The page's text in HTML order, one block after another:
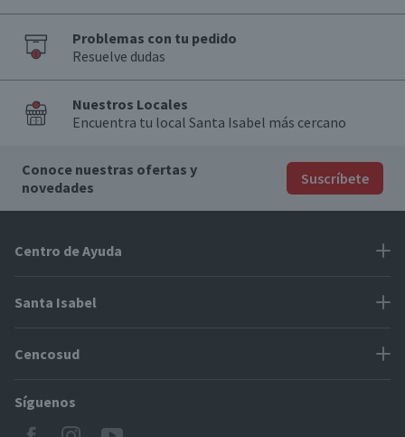
Problemas con tu pedido
Resuelve dudas
Nuestros Locales
Encuentra tu local Santa Isabel más cercano
Conoce nuestras ofertas y
novedades
Suscríbete
Centro de Ayuda
Problemas con tu pedido
Cómo modificar mis datos
Modos de entrega y cobertura
Locales Santa Isabel
Santa Isabel
Proveedores
Cencosud
Paris
Síguenos